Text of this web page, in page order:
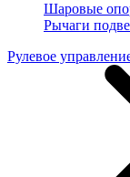
Шаровые
Рычаги
Рулевое